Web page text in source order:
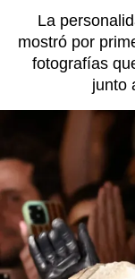
La
mostró por
fotografías
junto